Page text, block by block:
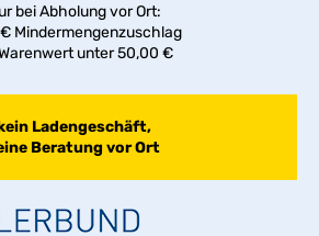
bei Abholung vor Ort:
Mindermengenzuschlag
unter 50,00 €
Ladengeschäft,
Beratung vor Ort